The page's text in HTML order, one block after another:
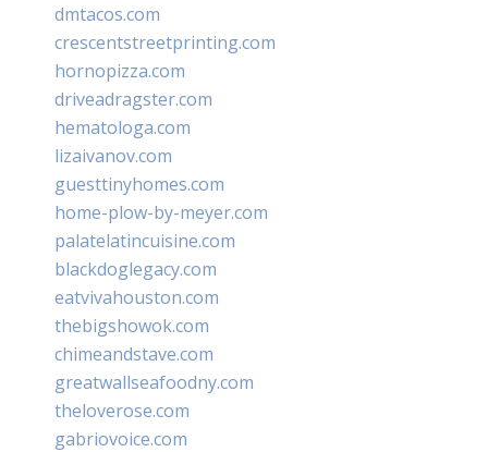
dmtacos.com
crescentstreetprinting.com
hornopizza.com
driveadragster.com
hematologa.com
lizaivanov.com
guesttinyhomes.com
home-plow-by-meyer.com
palatelatincuisine.com
blackdoglegacy.com
eatvivahouston.com
thebigshowok.com
chimeandstave.com
greatwallseafoodny.com
theloverose.com
gabriovoice.com